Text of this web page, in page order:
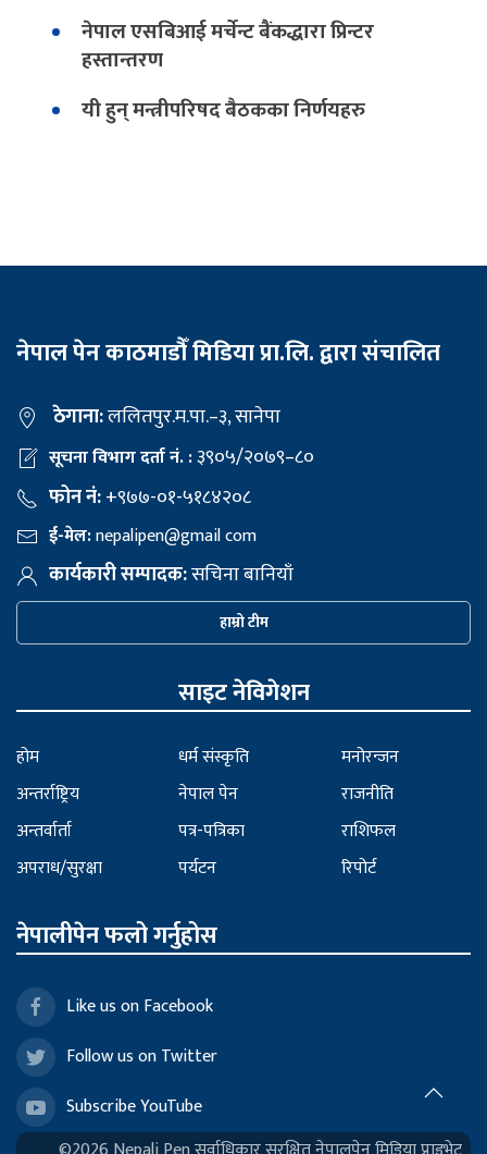
नेपाल एसबिआई मर्चेन्ट बैंकद्धारा प्रिन्टर
हस्तान्तरण
यी हुन् मन्त्रीपरिषद बैठकका निर्णयहरु
नेपाल पेन काठमाडौँ मिडिया प्रा.लि. द्वारा संचालित
ठेगाना:ललितपुर.म.पा.–३, सानेपा
सूचना विभाग दर्ता नं. :३९०५/२०७९–८०
फोन नं:+९७७-०१-५१८४२०८
ई-मेल:nepalipen@gmail com
कार्यकारी सम्पादक:सचिना बानियाँ
हाम्रो टीम
साइट नेविगेशन
होम
अन्तर्राष्ट्रिय
अन्तर्वार्ता
अपराध/सुरक्षा
धर्म संस्कृति
नेपाल पेन
पत्र-पत्रिका
पर्यटन
मनोरन्जन
राजनीति
राशिफल
रिपोर्ट
नेपालीपेन फलो गर्नुहोस
Like us on Facebook
Follow us on Twitter
Subscribe YouTube